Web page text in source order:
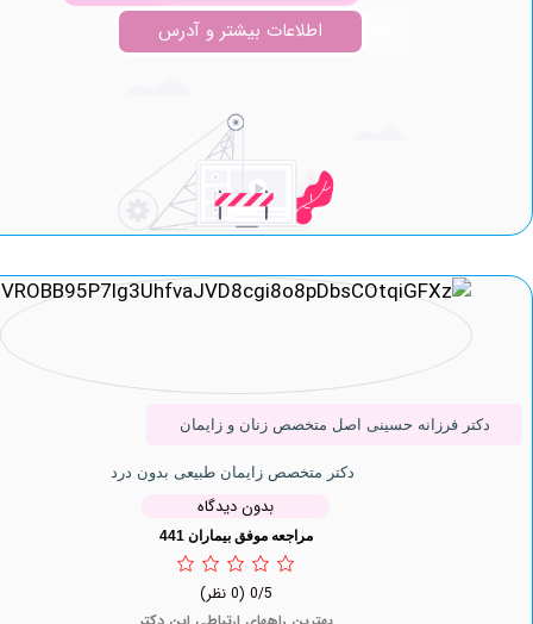
اطلاعات بیشتر و آدرس
فرزانه حسینی اصل متخصص زنان و زایمان
دکتر متخصص زایمان طبیعی بدون درد
بدون دیدگاه
مراجعه موفق بیماران 441